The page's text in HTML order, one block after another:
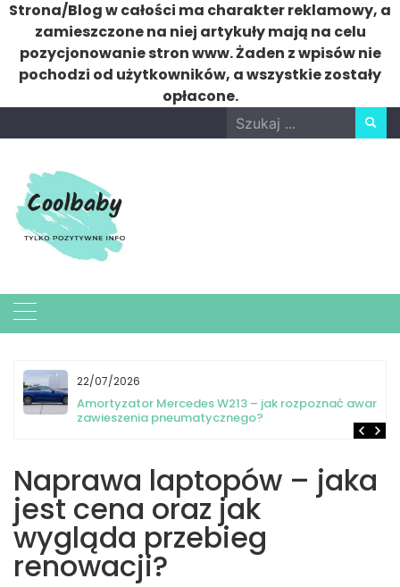
Strona/Blog w całości ma charakter reklamowy, a
zamieszczone na niej artykuły mają na celu
pozycjonowanie stron www. Żaden z wpisów nie
pochodzi od użytkowników, a wszystkie zostały
opłacone.
to
Search
for:
22/07/2026
Amortyzator Mercedes W213 – jak rozpoznać awarię
zawieszenia pneumatycznego?
Naprawa laptopów – jaka
jest cena oraz jak
wygląda przebieg
renowacji?